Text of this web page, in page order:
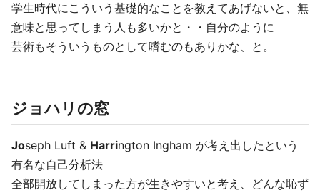
学生時代にこういう基礎的なことを教えてあげないと、無
意味と思ってしまう人も多いかと・・自分のように
芸術もそういうものとして嗜むのもありかな、と。
ジョハリの窓
Joseph Luft & Harrington Ingham が考え出したという
有名な自己分析法
全部開放してしまった方が生きやすいと考え、どんな恥ず